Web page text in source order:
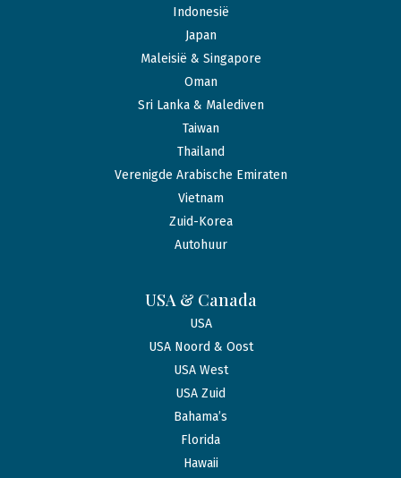
Indonesië
Japan
Maleisië & Singapore
Oman
Sri Lanka & Malediven
Taiwan
Thailand
Verenigde Arabische Emiraten
Vietnam
Zuid-Korea
Autohuur
USA & Canada
USA
USA Noord & Oost
USA West
USA Zuid
Bahama’s
Florida
Hawaii